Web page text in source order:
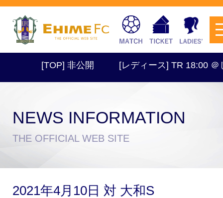
チケットを購入
[TOP] 非公開 [レディース] TR 18:00 ＠し
NEWS INFORMATION
THE OFFICIAL WEB SITE
2021年4月10日 対 大和S